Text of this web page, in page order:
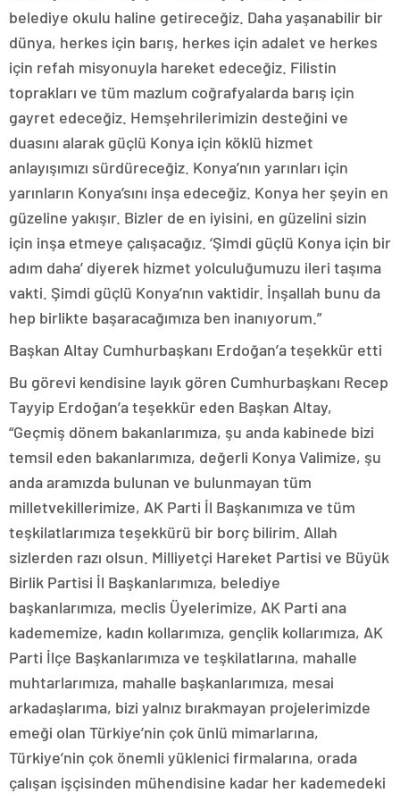
belediye okulu haline getireceğiz. Daha yaşanabilir bir
dünya, herkes için barış, herkes için adalet ve herkes
için refah misyonuyla hareket edeceğiz. Filistin
toprakları ve tüm mazlum coğrafyalarda barış için
gayret edeceğiz. Hemşehrilerimizin desteğini ve
duasını alarak güçlü Konya için köklü hizmet
anlayışımızı sürdüreceğiz. Konya’nın yarınları için
yarınların Konya’sını inşa edeceğiz. Konya her şeyin en
güzeline yakışır. Bizler de en iyisini, en güzelini sizin
için inşa etmeye çalışacağız. ‘Şimdi güçlü Konya için bir
adım daha’ diyerek hizmet yolculuğumuzu ileri taşıma
vakti. Şimdi güçlü Konya’nın vaktidir. İnşallah bunu da
hep birlikte başaracağımıza ben inanıyorum.”
Başkan Altay Cumhurbaşkanı Erdoğan’a teşekkür etti
Bu görevi kendisine layık gören Cumhurbaşkanı Recep
Tayyip Erdoğan’a teşekkür eden Başkan Altay,
“Geçmiş dönem bakanlarımıza, şu anda kabinede bizi
temsil eden bakanlarımıza, değerli Konya Valimize, şu
anda aramızda bulunan ve bulunmayan tüm
milletvekillerimize, AK Parti İl Başkanımıza ve tüm
teşkilatlarımıza teşekkürü bir borç bilirim. Allah
sizlerden razı olsun. Milliyetçi Hareket Partisi ve Büyük
Birlik Partisi İl Başkanlarımıza, belediye
başkanlarımıza, meclis Üyelerimize, AK Parti ana
kadememize, kadın kollarımıza, gençlik kollarımıza, AK
Parti İlçe Başkanlarımıza ve teşkilatlarına, mahalle
muhtarlarımıza, mahalle başkanlarımıza, mesai
arkadaşlarıma, bizi yalnız bırakmayan projelerimizde
emeği olan Türkiye’nin çok ünlü mimarlarına,
Türkiye’nin çok önemli yüklenici firmalarına, orada
çalışan işçisinden mühendisine kadar her kademedeki